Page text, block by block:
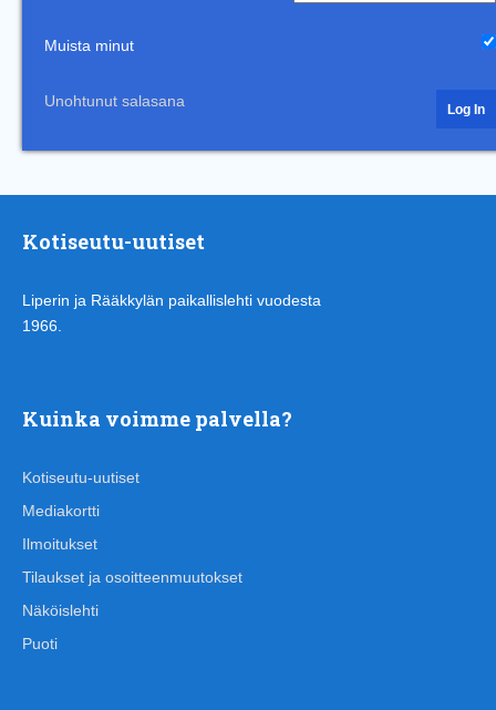
Muista minut
Unohtunut salasana
Kotiseutu-uutiset
Liperin ja Rääkkylän paikallislehti vuodesta
1966.
Kuinka voimme palvella?
Kotiseutu-uutiset
Mediakortti
Ilmoitukset
Tilaukset ja osoitteenmuutokset
Näköislehti
Puoti